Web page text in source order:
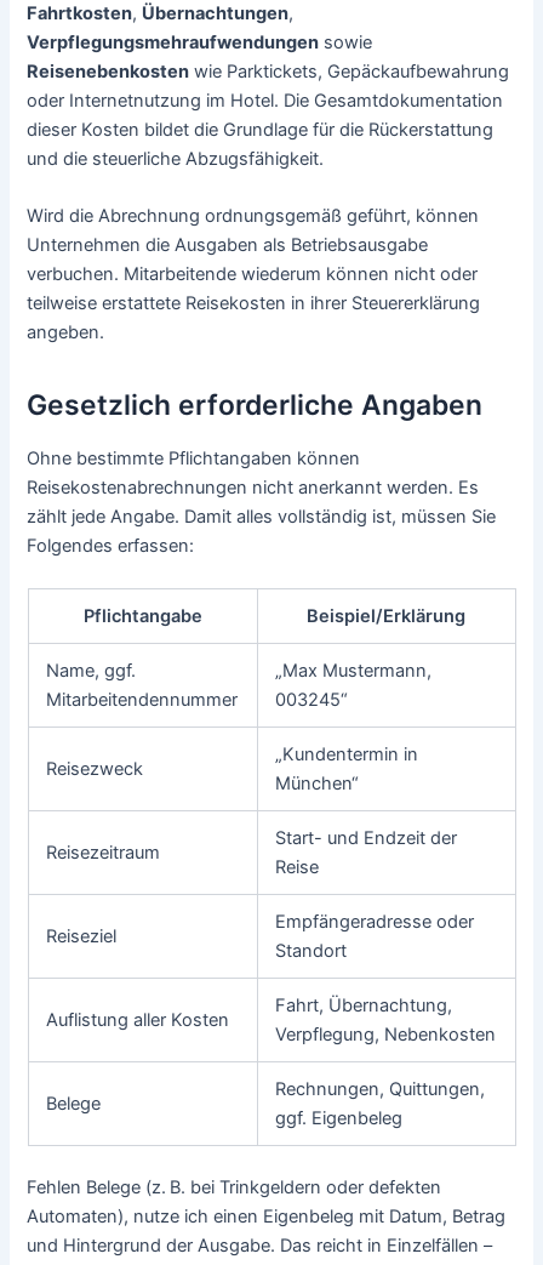
Fahrtkosten, Übernachtungen,
Verpflegungsmehraufwendungen sowie
Reisenebenkosten wie Parktickets, Gepäckaufbewahrung
oder Internetnutzung im Hotel. Die Gesamtdokumentation
dieser Kosten bildet die Grundlage für die Rückerstattung
und die steuerliche Abzugsfähigkeit.
Wird die Abrechnung ordnungsgemäß geführt, können
Unternehmen die Ausgaben als Betriebsausgabe
verbuchen. Mitarbeitende wiederum können nicht oder
teilweise erstattete Reisekosten in ihrer Steuererklärung
angeben.
Gesetzlich erforderliche Angaben
Ohne bestimmte Pflichtangaben können
Reisekostenabrechnungen nicht anerkannt werden. Es
zählt jede Angabe. Damit alles vollständig ist, müssen Sie
Folgendes erfassen:
Pflichtangabe Beispiel/Erklärung
Name, ggf.
Mitarbeitendennummer
„Max Mustermann,
003245“
Reisezweck
„Kundentermin in
München“
Reisezeitraum
Start- und Endzeit der
Reise
Reiseziel
Empfängeradresse oder
Standort
Auflistung aller Kosten
Fahrt, Übernachtung,
Verpflegung, Nebenkosten
Belege
Rechnungen, Quittungen,
ggf. Eigenbeleg
Fehlen Belege (z. B. bei Trinkgeldern oder defekten
Automaten), nutze ich einen Eigenbeleg mit Datum, Betrag
und Hintergrund der Ausgabe. Das reicht in Einzelfällen –